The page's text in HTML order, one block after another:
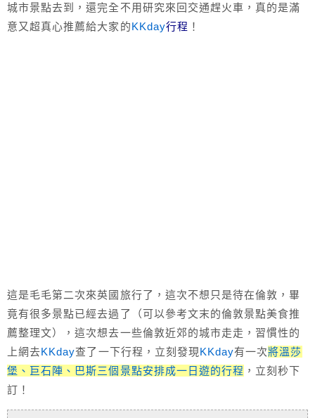
城市景點去到，還完全不用研究來回交通趕火車，真的是滿
意又超真心推薦給大家的KKday行程 ！
這是毛毛第二次來英國旅行了，這次不想只是待在倫敦，畢
竟有很多景點已經去過了（可以參考文末的倫敦景點美食推
薦整理文），這次想去一些倫敦近郊的城市走走，習慣性的
上網去KKday查了一下行程，立刻發現KKday有一次將溫莎
堡、巨石陣、巴斯三個景點安排成一日遊的行程 ，立刻秒下
訂！